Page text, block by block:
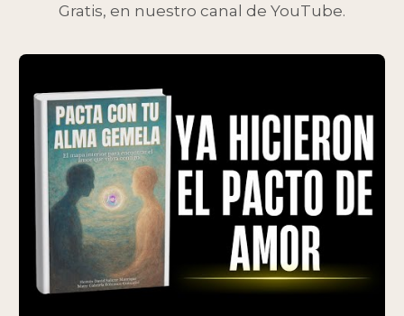
Gratis, en nuestro canal de YouTube.